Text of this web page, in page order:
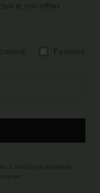
et nos offres